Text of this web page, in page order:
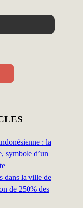
: la
symbole d’un
dans la ville de
de 250% des